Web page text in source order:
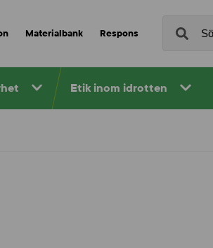
Materialbank Respons
Etik inom idrotten